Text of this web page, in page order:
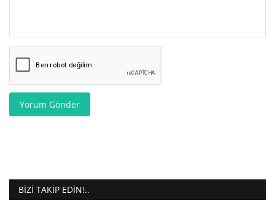
Yorum Gönder
BIZI TAKIP EDIN!..